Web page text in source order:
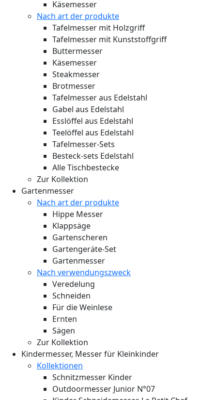
Käsemesser
Nach art der produkte
Tafelmesser mit Holzgriff
Tafelmesser mit Kunststoffgriff
Buttermesser
Käsemesser
Steakmesser
Brotmesser
Tafelmesser aus Edelstahl
Gabel aus Edelstahl
Esslöffel aus Edelstahl
Teelöffel aus Edelstahl
Tafelmesser-Sets
Besteck-sets Edelstahl
Alle Tischbestecke
Zur Kollektion
Gartenmesser
Nach art der produkte
Hippe Messer
Klappsäge
Gartenscheren
Gartengeräte-Set
Gartenmesser
Nach verwendungszweck
Veredelung
Schneiden
Für die Weinlese
Ernten
Sägen
Zur Kollektion
Kindermesser, Messer für Kleinkinder
Kollektionen
Schnitzmesser Kinder
Outdoormesser Junior N°07